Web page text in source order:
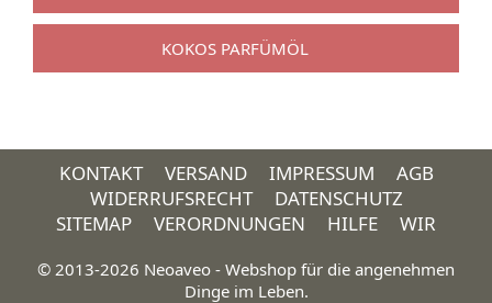
KOKOS PARFÜMÖL
KONTAKT VERSAND IMPRESSUM
AGB
WIDERRUFSRECHT
DATENSCHUTZ
SITEMAP
VERORDNUNGEN HILFE WIR
© 2013-2026 Neoaveo - Webshop für die angenehmen
Dinge im Leben.